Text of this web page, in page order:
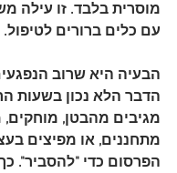
מוסרית בלבד. זו עילה
עם כלים ברורים לטיפול.
הבעיה היא שרוב
הדבר הלא נכון בשעות
מגיבים מהבטן, מוחקים,
מתחננים, או מפיצים
הפרסום כדי "להסביר".